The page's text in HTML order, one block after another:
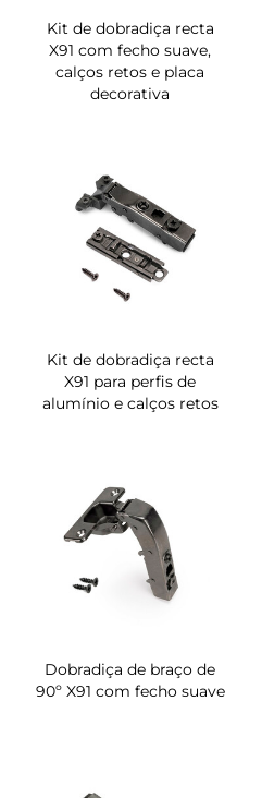
Kit de dobradiça recta
X91 com fecho suave,
calços retos e placa
decorativa
Kit de dobradiça recta
X91 para perfis de
alumínio e calços retos
Dobradiça de braço de
90º X91 com fecho suave